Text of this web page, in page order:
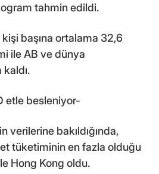
tahmin edildi.
kişi başına ortalama 32,6
ile AB ve dünya
kaldı.
etle besleniyor-
verilerine bakıldığında,
tüketiminin en fazla olduğu
Hong Kong oldu.